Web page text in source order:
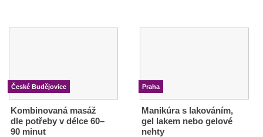
České Budějovice
Kombinovaná masáž
dle potřeby v délce 60–
90 minut
Praha
Manikúra s lakováním,
gel lakem nebo gelové
nehty